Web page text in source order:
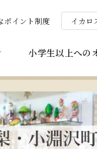
ポイント制度 イカロ
小学生以上への